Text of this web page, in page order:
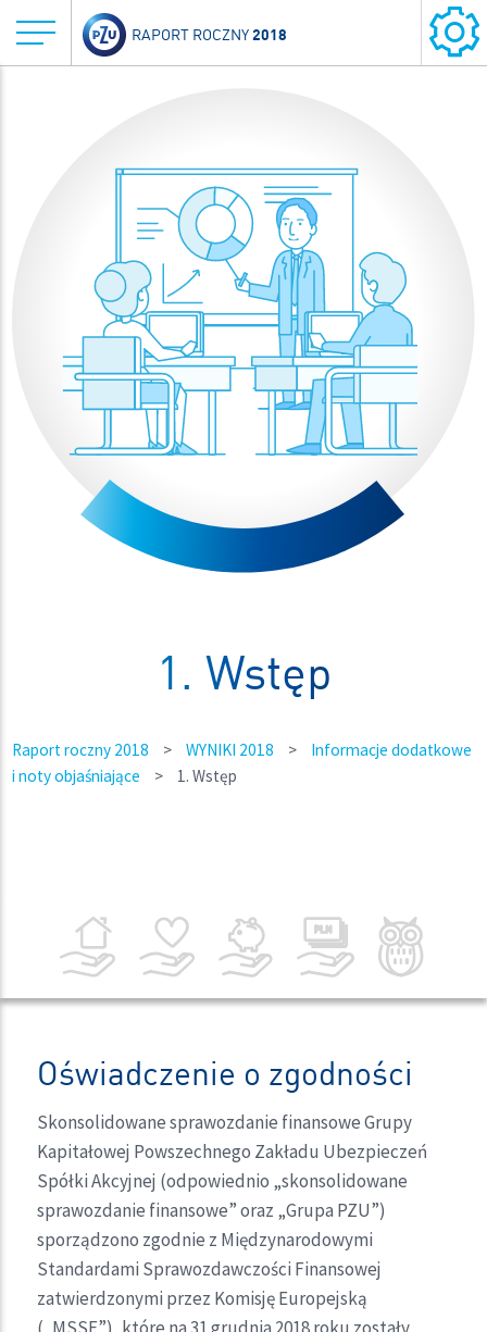
RAPORT ROCZNY2018
1. Wstęp
Raport roczny 2018 > WYNIKI 2018 >
Informacje dodatkowe
i noty objaśniające
> 1. Wstęp
Oświadczenie o zgodności
Skonsolidowane sprawozdanie finansowe Grupy
Kapitałowej Powszechnego Zakładu Ubezpieczeń
Spółki Akcyjnej (odpowiednio „skonsolidowane
sprawozdanie finansowe” oraz „Grupa PZU”)
sporządzono zgodnie z Międzynarodowymi
Standardami Sprawozdawczości Finansowej
zatwierdzonymi przez Komisję Europejską